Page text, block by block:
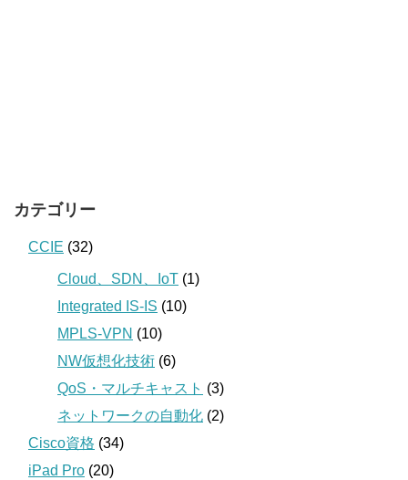
カテゴリー
CCIE (32)
Cloud、SDN、IoT (1)
Integrated IS-IS (10)
MPLS-VPN (10)
NW仮想化技術 (6)
QoS・マルチキャスト (3)
ネットワークの自動化 (2)
Cisco資格 (34)
iPad Pro (20)